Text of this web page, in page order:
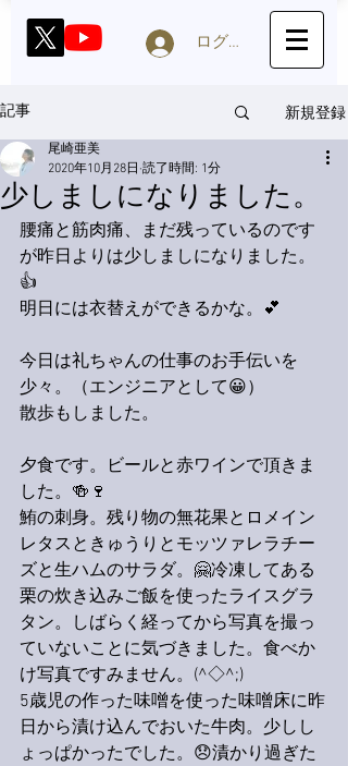
ログイン
記事 新規登録
少しましになりました。
尾崎亜美
2020年10月28日 読了時間: 1分
腰痛と筋肉痛、まだ残っているのです
が昨日よりは少しましになりました。
👍
明日には衣替えができるかな。💕
今日は礼ちゃんの仕事のお手伝いを
少々。（エンジニアとして😀）
散歩もしました。
夕食です。ビールと赤ワインで頂きま
した。🍻🍷
鮪の刺身。残り物の無花果とロメイン
レタスときゅうりとモッツァレラチー
ズと生ハムのサラダ。🤗冷凍してある
栗の炊き込みご飯を使ったライスグラ
タン。しばらく経ってから写真を撮っ
ていないことに気づきました。食べか
け写真ですみません。(^◇^;)
5歳児の作った味噌を使った味噌床に昨
日から漬け込んでおいた牛肉。少しし
ょっぱかったでした。😞漬かり過ぎた